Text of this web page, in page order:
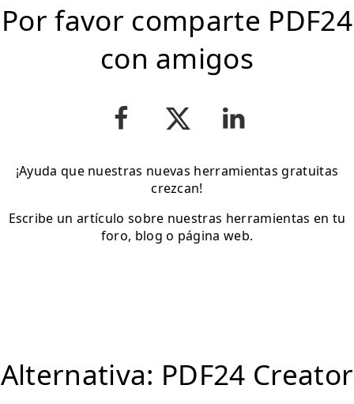
Por favor comparte PDF24
con amigos
¡Ayuda que nuestras nuevas herramientas gratuitas
crezcan!
Escribe un artículo sobre nuestras herramientas en tu
foro, blog o página web.
Alternativa: PDF24 Creator